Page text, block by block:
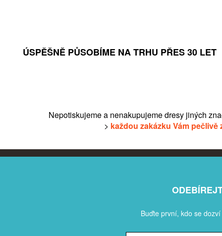
ÚSPĚŠNĚ PŮSOBÍME NA TRHU PŘES 30 LET
Nepotiskujeme a nenakupujeme dresy jiných
> každou zakázku Vám
Buďte první, kdo se